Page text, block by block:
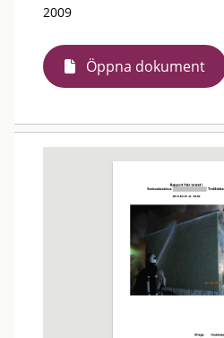
2009
Öppna dokument